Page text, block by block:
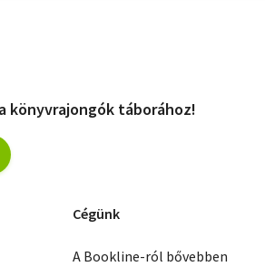
könyvrajongók táborához!
Cégünk
A Bookline-ról bővebben